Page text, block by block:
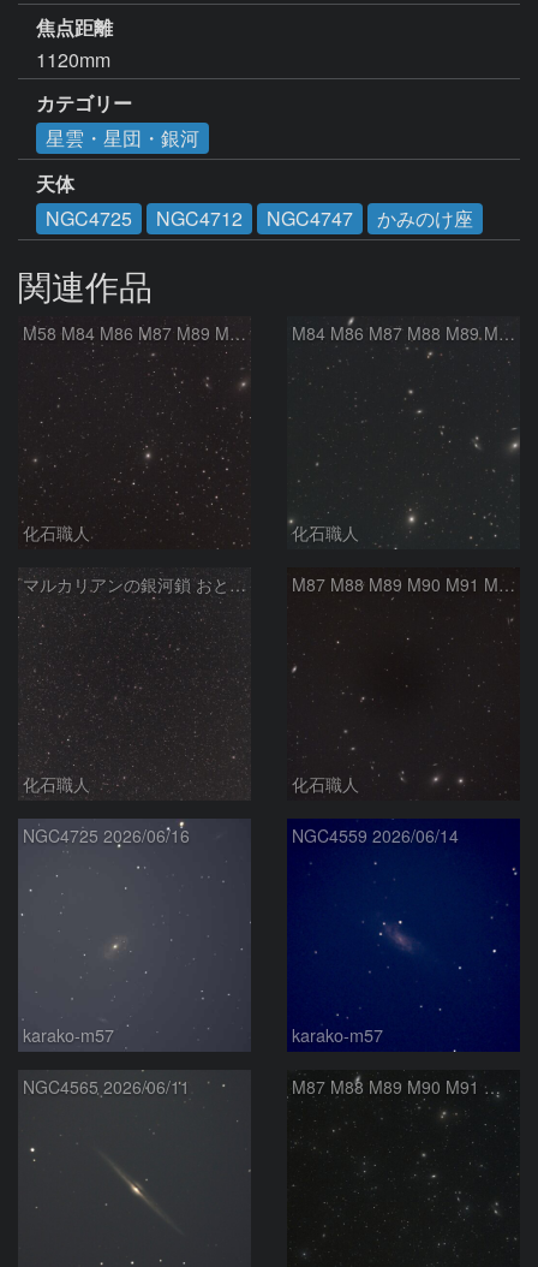
焦点距離
1120mm
カテゴリー
星雲・星団・銀河
天体
NGC4725
NGC4712 NGC4747 かみのけ座
関連作品
M58 M84 M86 M87 M89 M90 マルカリアンの銀河鎖 おとめ座 かみのけ座
化石職人
M84 M86 M87 M88 M89 M90 M91 マルカリアンの銀河鎖 おとめ座 かみのけ座
化石職人
マルカリアンの銀河鎖 おとめ座・ かみのけ座の銀河
化石職人
M87 M88 M89 M90 M91 M100 マルカリアンの銀河鎖 おとめ座 かみのけ座
化石職人
NGC4725 2026/06/16
karako-m57
NGC4559 2026/06/14
karako-m57
NGC4565 2026/06/11 M87 M88 M89 M90 M91 マルカリアンの銀河鎖 おとめ座 かみのけ座